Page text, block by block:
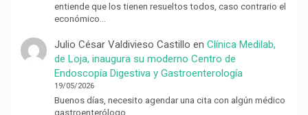
entiende que los tienen resueltos todos, caso contrario el
económico…
Julio César Valdivieso Castillo en Clínica Medilab,
de Loja, inaugura su moderno Centro de
Endoscopía Digestiva y Gastroenterología
19/05/2026
Buenos días, necesito agendar una cita con algún médico
gastroenterólogo